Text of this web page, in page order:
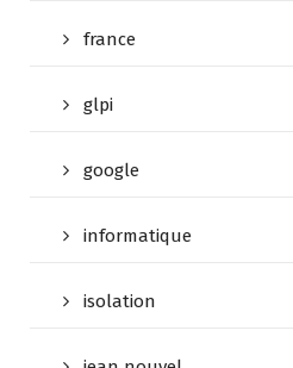
france
glpi
google
informatique
isolation